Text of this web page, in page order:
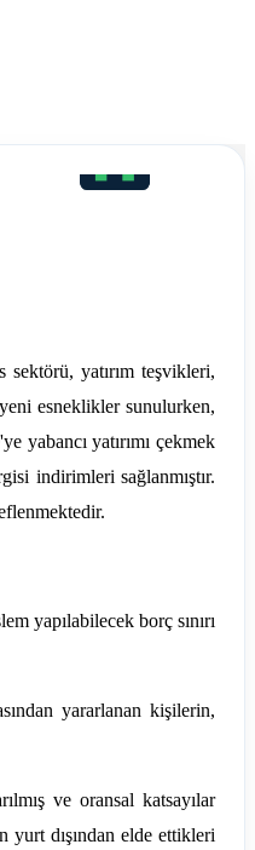
yatırım teşvikleri,
esneklikler sunulurken,
yabancı yatırımı çekmek
indirimleri sağlanmıştır.
yapılabilecek borç sınırı
yararlanan kişilerin,
ve oransal katsayılar
dışından elde ettikleri